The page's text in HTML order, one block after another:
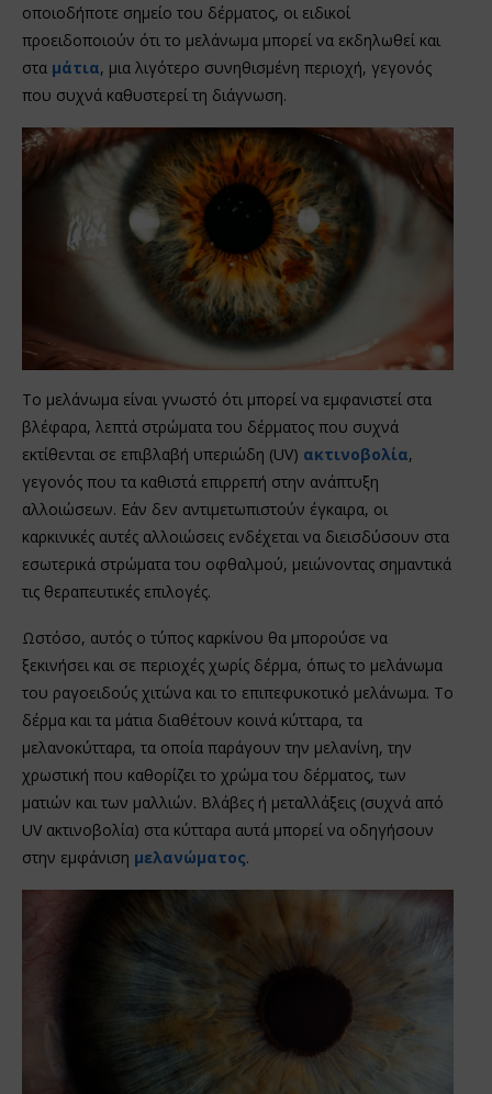
οποιοδήποτε σημείο του δέρματος, οι ειδικοί
προειδοποιούν ότι το μελάνωμα μπορεί να εκδηλωθεί και
στα μάτια, μια λιγότερο συνηθισμένη περιοχή, γεγονός
που συχνά καθυστερεί τη διάγνωση.
Το μελάνωμα είναι γνωστό ότι μπορεί να εμφανιστεί στα
βλέφαρα, λεπτά στρώματα του δέρματος που συχνά
εκτίθενται σε επιβλαβή υπεριώδη (UV) ακτινοβολία,
γεγονός που τα καθιστά επιρρεπή στην ανάπτυξη
αλλοιώσεων. Εάν δεν αντιμετωπιστούν έγκαιρα, οι
καρκινικές αυτές αλλοιώσεις ενδέχεται να διεισδύσουν στα
εσωτερικά στρώματα του οφθαλμού, μειώνοντας σημαντικά
τις θεραπευτικές επιλογές.
Ωστόσο, αυτός ο τύπος καρκίνου θα μπορούσε να
ξεκινήσει και σε περιοχές χωρίς δέρμα, όπως το μελάνωμα
του ραγοειδούς χιτώνα και το επιπεφυκοτικό μελάνωμα. Το
δέρμα και τα μάτια διαθέτουν κοινά κύτταρα, τα
μελανοκύτταρα, τα οποία παράγουν την μελανίνη, την
χρωστική που καθορίζει το χρώμα του δέρματος, των
ματιών και των μαλλιών. Βλάβες ή μεταλλάξεις (συχνά από
UV ακτινοβολία) στα κύτταρα αυτά μπορεί να οδηγήσουν
στην εμφάνιση μελανώματος.